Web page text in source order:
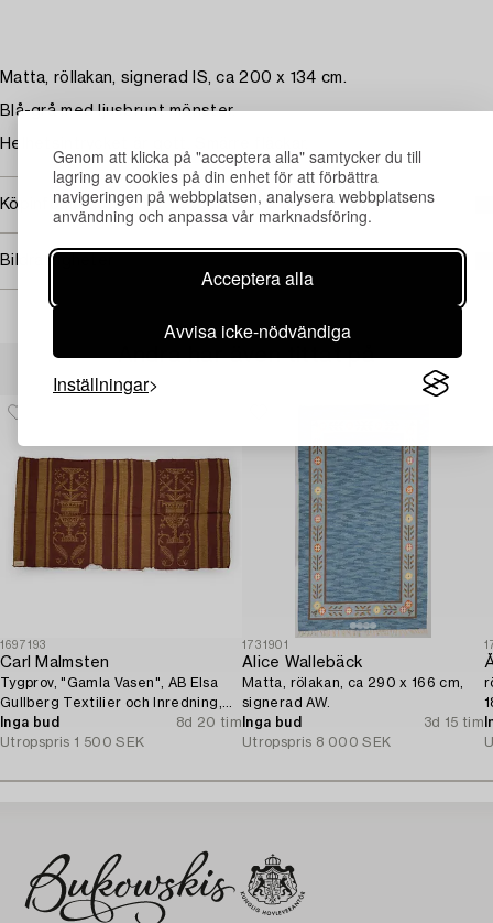
Genom att klicka på "acceptera alla" samtycker du till
lagring av cookies på din enhet för att förbättra
navigeringen på webbplatsen, analysera webbplatsens
användning och anpassa vår marknadsföring.
Acceptera alla
Avvisa icke-nödvändiga
Inställningar
Matta, röllakan, signerad IS, ca 200 x 134 cm.
Blå-grå med ljusbrunt mönster.
Helhetsintrycket är gott. Smärre fläckar.
Köpinformation
Bildrättigheter
Andra har även tittat på
1697193
Carl Malmsten
Tygprov, "Gamla Vasen", AB Elsa
Gullberg Textilier och Inredning,
Stockholm, 1920-tal.
Inga bud
8d 20 tim
Utropspris 1 500 SEK
1731901
Alice Wallebäck
Matta, rölakan, ca 290 x 166 cm,
signerad AW.
Inga bud
3d 15 tim
Utropspris 8 000 SEK